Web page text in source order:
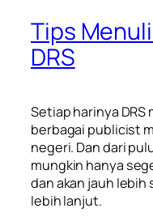
Tips
DRS
Setiap harinya
berbagai publicist
negeri. Dan dari
mungkin hanya
dan akan jauh lebih
lebih lanjut.